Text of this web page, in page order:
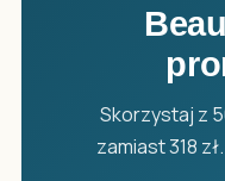
Skorzystaj z
zamiast 318